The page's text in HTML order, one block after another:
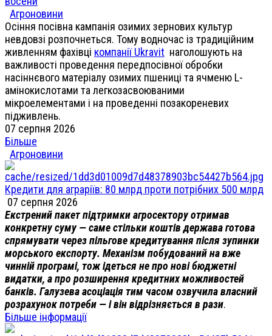
Агроновини
Осіння посівна кампанія озимих зернових культур
невдовзі розпочнеться. Тому водночас із традиційним
живленням фахівці компанії Ukravit наголошують на
важливості проведення передпосівної обробки
насіннєвого матеріалу озимих пшениці та ячменю L-
амінокислотами та легкозасвоюваними
мікроелементами і на проведенні позакореневих
підживлень.
07 серпня 2026
Більше
Агроновини
Кредити для аграріїв: 80 млрд проти потрібних 500 млрд
07 серпня 2026
Екстрений пакет підтримки агросектору отримав
конкретну суму — саме стільки коштів держава готова
спрямувати через пільгове кредитування після зупинки
морського експорту. Механізм побудований на вже
чинній програмі, тож ідеться не про нові бюджетні
видатки, а про розширення кредитних можливостей
банків. Галузева асоціація тим часом озвучила власний
розрахунок потреби — і він відрізняється в рази.
Більше інформації